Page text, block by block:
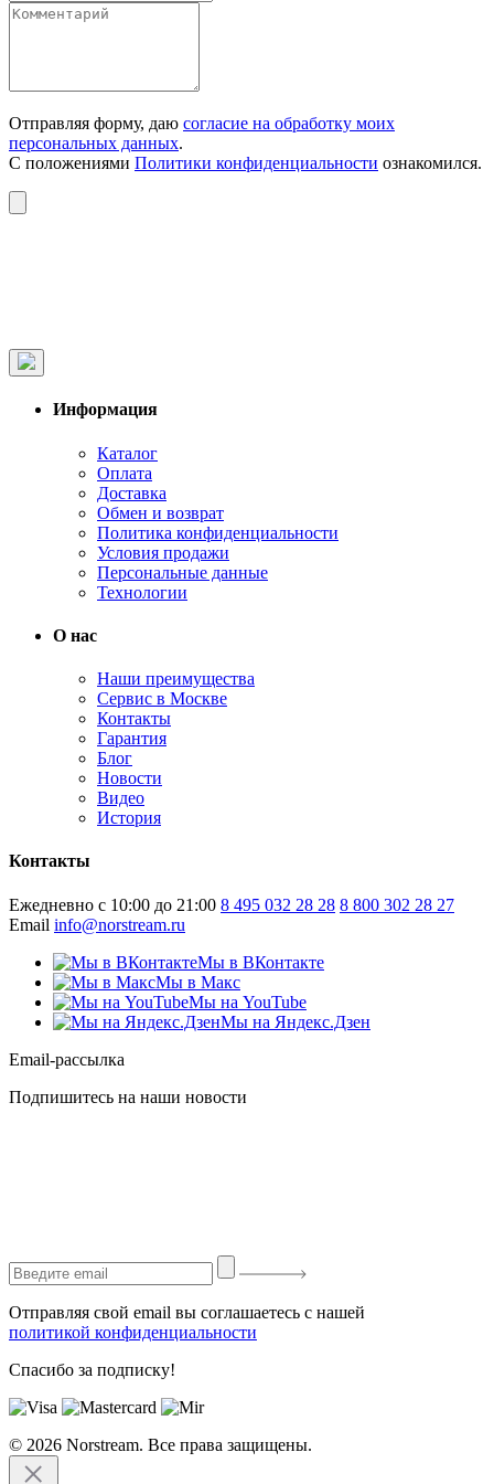
Отправляя форму, даю согласие на обработку моих
персональных данных.
С положениями Политики конфиденциальности ознакомился.
Информация
Каталог
Оплата
Доставка
Обмен и возврат
Политика конфиденциальности
Условия продажи
Персональные данные
Технологии
О нас
Наши преимущества
Сервис в Москве
Контакты
Гарантия
Блог
Новости
Видео
История
Контакты
Ежедневно с 10:00 до 21:00 8 495 032 28 28 8 800 302 28 27
Email info@norstream.ru
Мы в ВКонтакте
Мы в Макс
Мы на YouTube
Мы на Яндекс.Дзен
Email-рассылка
Подпишитесь на наши новости
Отправляя свой email вы соглашаетесь с нашей
политикой конфиденциальности
Спасибо за подписку!
© 2026 Norstream. Все права защищены.